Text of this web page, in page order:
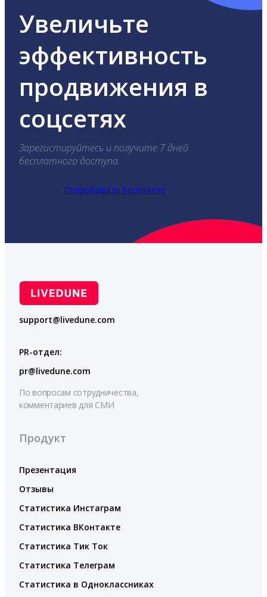
Увеличьте
эффективность
продвижения в
соцсетях
Зарегистируйтесь и получите 7 дней
бесплатного доступа.
Попробовать бесплатно
support@livedune.com
PR-отдел:
pr@livedune.com
По вопросам сотрудничества,
комментариев для СМИ
Продукт
Презентация
Отзывы
Статистика Инстаграм
Статистика ВКонтакте
Статистика Тик Ток
Статистика Телеграм
Статистика в Одноклассниках